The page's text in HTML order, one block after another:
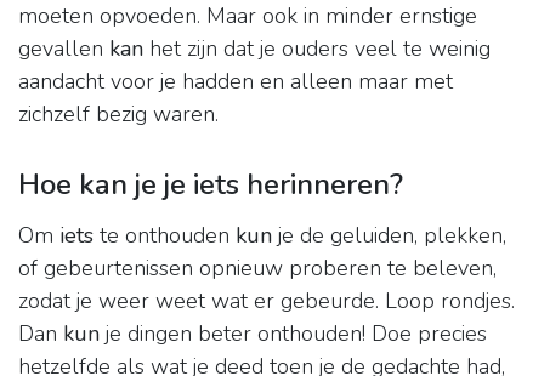
moeten opvoeden. Maar ook in minder ernstige
gevallen kan het zijn dat je ouders veel te weinig
aandacht voor je hadden en alleen maar met
zichzelf bezig waren.
Hoe kan je je iets herinneren?
Om iets te onthouden kun je de geluiden, plekken,
of gebeurtenissen opnieuw proberen te beleven,
zodat je weer weet wat er gebeurde. Loop rondjes.
Dan kun je dingen beter onthouden! Doe precies
hetzelfde als wat je deed toen je de gedachte had,